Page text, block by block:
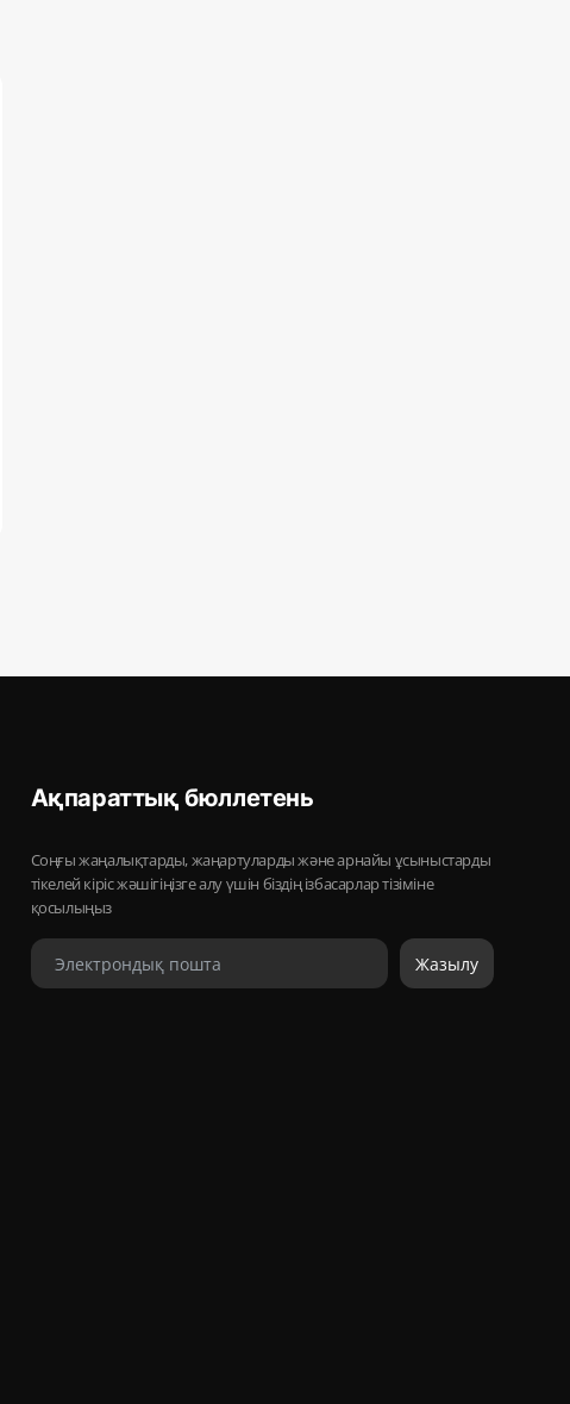
Ақпараттық бюллетень
Соңғы жаңалықтарды, жаңартуларды және арнайы ұсыныстарды
тікелей кіріс жәшігіңізге алу үшін біздің ізбасарлар тізіміне
қосылыңыз
Жазылу